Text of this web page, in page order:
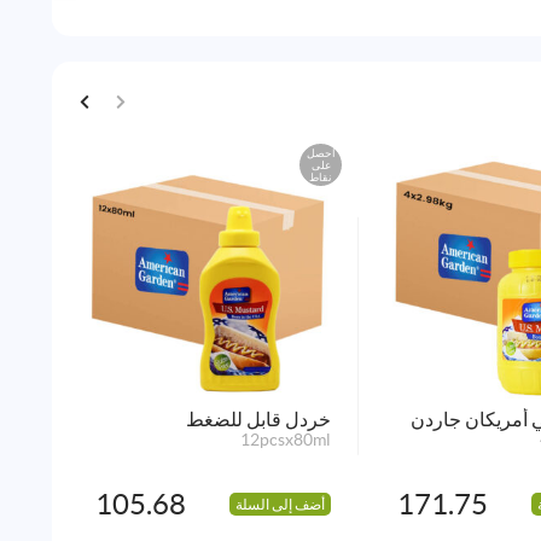
أمريكان جاردن
171.75
احصل
على
نقاط
خردل قابل للضغط
12pcsx80ml
أضف إلى السلة 105.68